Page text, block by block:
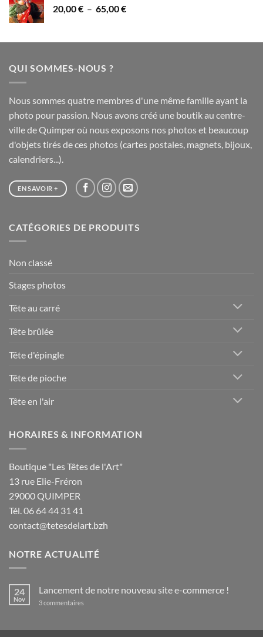
à
20,00€ – 65,00€Plage
20,00 €
QUI SOMMES-NOUS ?
Nous sommes quatre membres d'une même famille ayant la
photo pour passion. Nous avons créé une boutik au centre-
ville de Quimper où nous exposons nos photos et beaucoup
d'objets tirés de ces photos (cartes postales, magnets, bijoux,
calendriers...).
EN SAVOIR +
CATÉGORIES DE PRODUITS
Non classé
Stages photos
Tête au carré
Tête brûlée
Tête d'épingle
Tête de pioche
Tête en l'air
HORAIRES & INFORMATION
Boutique "Les Têtes de l'Art"
13 rue Elie-Fréron
29000 QUIMPER
Tél. 06 64 44 31 41
contact@tetesdelart.bzh
NOTRE ACTUALITÉ
24
Nov
Lancement de notre nouveau site e-commerce !
3 commentaires